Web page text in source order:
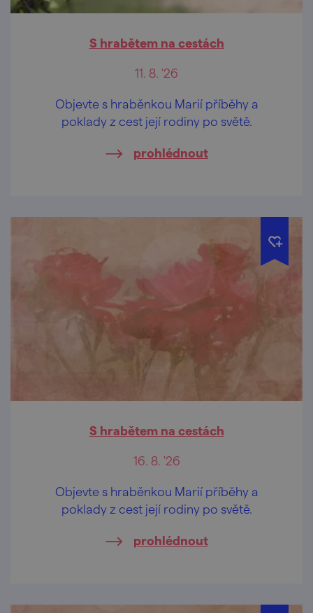
S hrabětem na cestách
11. 8. '26
Objevte s hraběnkou Marií příběhy a
poklady z cest její rodiny po světě.
prohlédnout
S hrabětem na cestách
16. 8. '26
Objevte s hraběnkou Marií příběhy a
poklady z cest její rodiny po světě.
prohlédnout